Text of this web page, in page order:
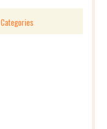
Categories